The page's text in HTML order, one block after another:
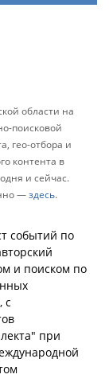
области на
поисковой
гео-отбора и
контента в
и сейчас.
—здесь.
событий по
и поиском по
с
при